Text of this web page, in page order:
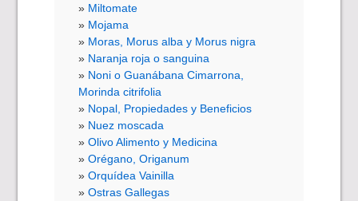
Miltomate
Mojama
Moras, Morus alba y Morus nigra
Naranja roja o sanguina
Noni o Guanábana Cimarrona,
Morinda citrifolia
Nopal, Propiedades y Beneficios
Nuez moscada
Olivo Alimento y Medicina
Orégano, Origanum
Orquídea Vainilla
Ostras Gallegas